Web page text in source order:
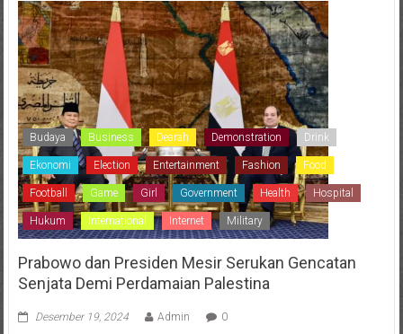
Budaya Business Dearah Demonstration Drink
Ekonomi Election Entertainment Fashion Food
Football Game Girl Government Health Hospital
Hukum International Internet Military
Prabowo dan Presiden Mesir Serukan Gencatan
Senjata Demi Perdamaian Palestina
Desember 19, 2024 Admin 0